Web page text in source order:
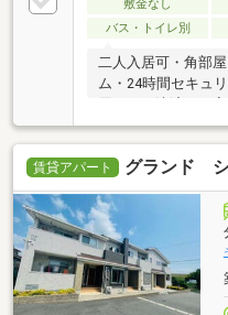
敷金なし
バス・トイレ別
二人入居可・角部
ム・24時間セキュ
賃貸アパート グランド